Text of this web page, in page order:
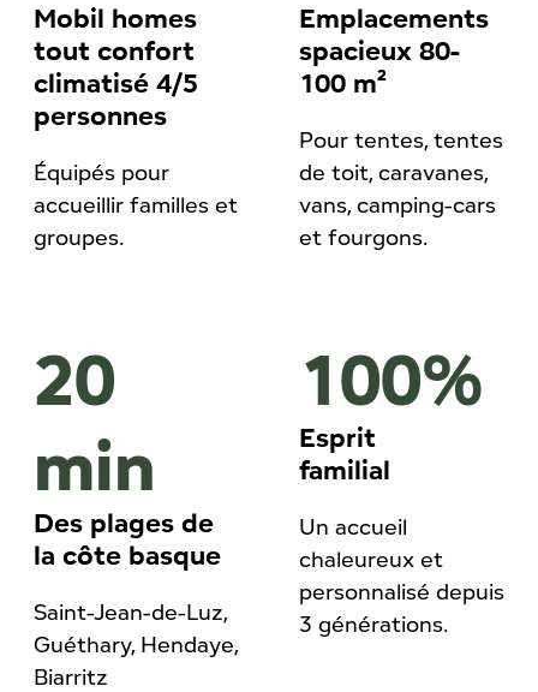
Mobil homes
tout confort
climatisé 4/5
personnes
Équipés pour
accueillir familles et
groupes.
Emplacements
spacieux 80-
100 m²
Pour tentes, tentes
de toit, caravanes,
vans, camping-cars
et fourgons.
20
min
Des plages de
la côte basque
Saint-Jean-de-Luz,
Guéthary, Hendaye,
Biarritz
100%
Esprit
familial
Un accueil
chaleureux et
personnalisé depuis
3 générations.